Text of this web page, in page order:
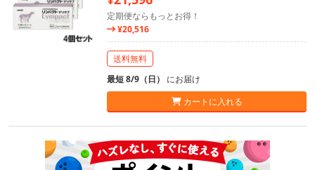
定期便ならもっとお得！
¥20,516
送料無料
最短 8/9（日） にお届け
カートに入れる